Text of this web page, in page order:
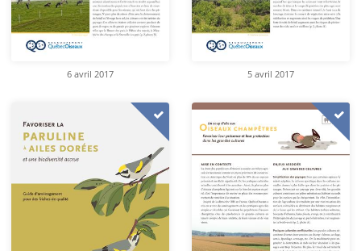
6 avril 2017 5 avril 2017